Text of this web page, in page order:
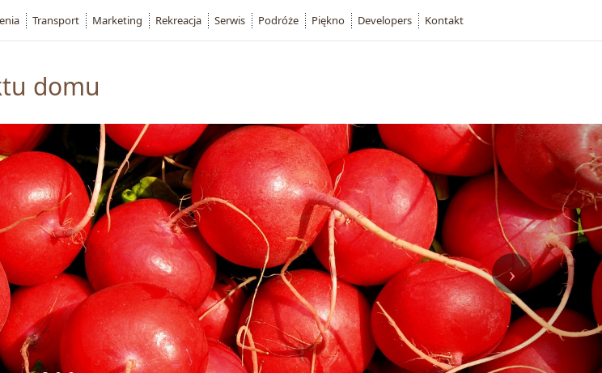
domu
Transport Marketing Rekreacja Serwis Podróże Piękno Developers Kontakt